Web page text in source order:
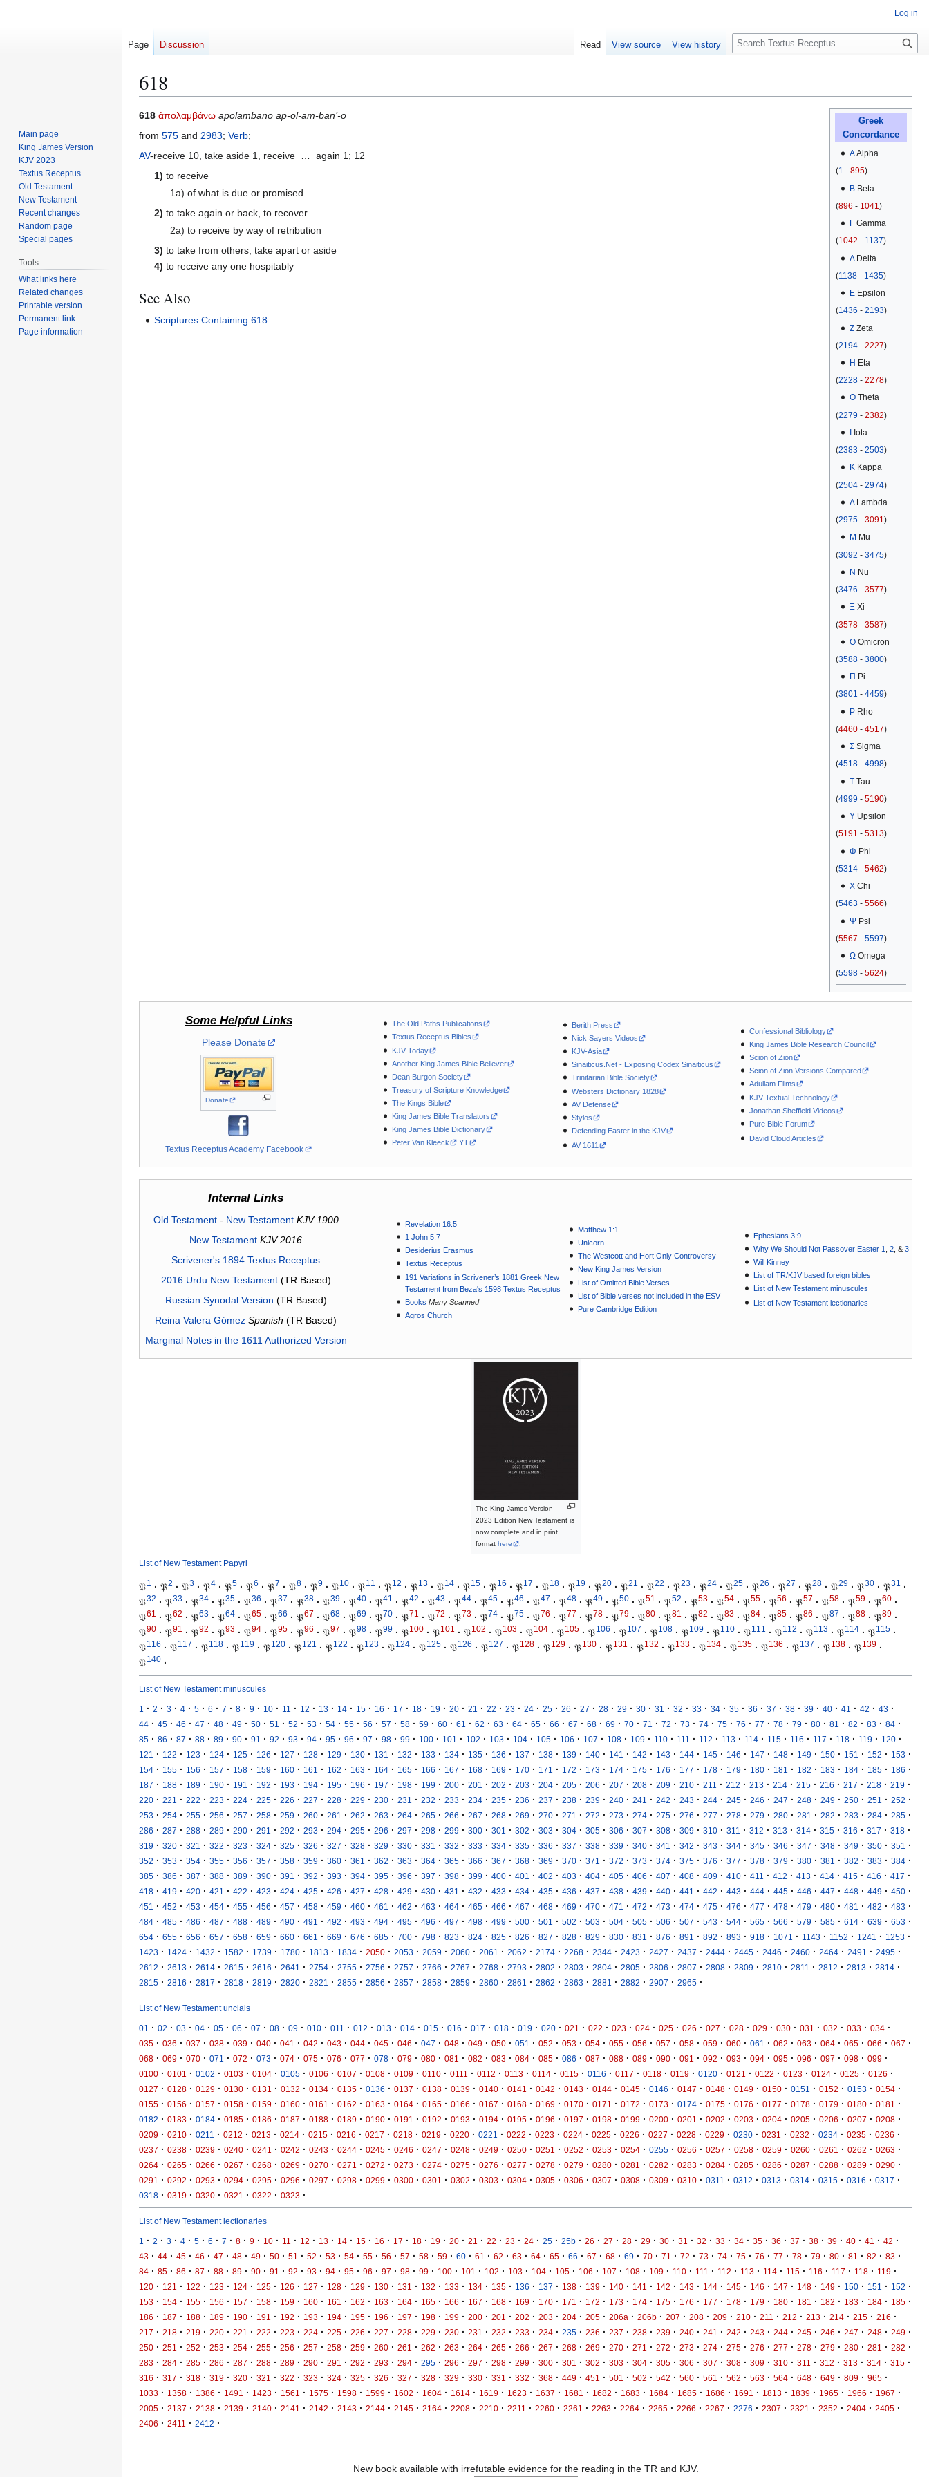
618
Jump
to
Jump
to
Greek
Concordance
ΑAlpha
(1 - 895)
ΒBeta
(896 - 1041)
ΓGamma
(1042 - 1137)
ΔDelta
(1138 - 1435)
ΕEpsilon
(1436 - 2193)
ΖZeta
(2194 - 2227)
Η Eta
(2228 - 2278)
ΘTheta
(2279 - 2382)
Iota
(2383 - 2503)
ΚKappa
(2504 - 2974)
ΛLambda
(2975 - 3091)
Μ Mu
(3092 - 3475)
Ν Nu
(3476 - 3577)
ΞXi
(3578 - 3587)
ΟOmicron
(3588 - 3800)
Π Pi
(3801 - 4459)
ΡRho
(4460 - 4517)
ΣSigma
(4518 - 4998)
ΤTau
(4999 - 5190)
ΥUpsilon
(5191 - 5313)
Φ Phi
(5314 - 5462)
ΧChi
(5463 - 5566)
ΨPsi
(5567 - 5597)
ΩOmega
(5598 - 5624)
618 ἀπολαμβάνω apolambano ap-ol-am-ban’-o
from 575 and 2983; Verb;
AV-receive 10, take aside 1, receive … again 1; 12
1) to receive
1a) of what is due or promised
2) to take again or back, to recover
2a) to receive by way of retribution
3) to take from others, take apart or aside
4) to receive any one hospitably
See Also
Scriptures Containing 618
Some Helpful Links
Please Donate
Donate
Textus Receptus Academy Facebook
The Old Paths Publications
Textus Receptus Bibles
KJV Today
Another King James Bible Believer
Dean Burgon Society
Treasury of Scripture Knowledge
The Kings Bible
King James Bible Translators
King James Bible Dictionary
Peter Van Kleeck
YT
Berith Press
Nick Sayers Videos
KJV-Asia
Sinaiticus.Net - Exposing Codex Sinaiticus
Trinitarian Bible Society
Websters Dictionary 1828
AV Defense
Stylos
Defending Easter in the KJV
AV 1611
Confessional Bibliology
King James Bible Research Council
Scion of Zion
Scion of Zion Versions Compared
Adullam Films
KJV Textual Technology
Jonathan Sheffield Videos
Pure Bible Forum
David Cloud Articles
Internal Links
Old Testament- New Testament KJV 1900
New Testament KJV 2016
Scrivener's 1894 Textus Receptus
2016 Urdu New Testament(TR Based)
Russian Synodal Version (TR Based)
Reina Valera Gómez Spanish (TR Based)
Marginal Notes in the 1611 Authorized Version
Revelation 16:5
1 John 5:7
Desiderius Erasmus
Textus Receptus
191 Variations in Scrivener’s 1881 Greek New
Testament from Beza's 1598 Textus Receptus
Books Many Scanned
Agros Church
Matthew 1:1
Unicorn
The Westcott and Hort Only Controversy
New King James Version
List of Omitted Bible Verses
List of Bible verses not included in the ESV
Pure Cambridge Edition
Ephesians 3:9
Why We Should Not Passover Easter 1
,2 , &3
Will Kinney
List of TR/KJV based foreign bibles
List of New Testament minuscules
List of New Testament lectionaries
The King James Version
2023 Edition New Testament is
now complete and in print
format here .
List of New Testament Papyri
𝔓1 · 𝔓2 · 𝔓3 · 𝔓4 · 𝔓5 · 𝔓6 · 𝔓7 · 𝔓8 · 𝔓9 · 𝔓10 · 𝔓11 · 𝔓12 · 𝔓13 · 𝔓14 · 𝔓15 · 𝔓16 · 𝔓17 · 𝔓18 · 𝔓19 · 𝔓20 · 𝔓21 · 𝔓22 · 𝔓23 · 𝔓24 · 𝔓25 · 𝔓26 · 𝔓27 · 𝔓28 · 𝔓29 · 𝔓30 · 𝔓31
·
𝔓32 · 𝔓33 · 𝔓34 · 𝔓35 · 𝔓36 · 𝔓37 · 𝔓38 · 𝔓39 · 𝔓40 · 𝔓41 · 𝔓42 · 𝔓43 · 𝔓44 · 𝔓45 · 𝔓46 · 𝔓47 · 𝔓48 · 𝔓49 · 𝔓50 · 𝔓51 · 𝔓52 · 𝔓53 · 𝔓54 · 𝔓55 · 𝔓56 · 𝔓57 · 𝔓58 · 𝔓59 · 𝔓60 ·
𝔓61 · 𝔓62 · 𝔓63 · 𝔓64 · 𝔓65 · 𝔓66 · 𝔓67 · 𝔓68 · 𝔓69 · 𝔓70 · 𝔓71 · 𝔓72 · 𝔓73 · 𝔓74 · 𝔓75 · 𝔓76 · 𝔓77 · 𝔓78 · 𝔓79 · 𝔓80 · 𝔓81 · 𝔓82 · 𝔓83 · 𝔓84 · 𝔓85 · 𝔓86 · 𝔓87 · 𝔓88 · 𝔓89 ·
𝔓90 · 𝔓91 · 𝔓92 · 𝔓93 · 𝔓94 · 𝔓95 · 𝔓96 · 𝔓97 · 𝔓98 · 𝔓99 · 𝔓100 · 𝔓101 · 𝔓102 · 𝔓103 · 𝔓104 · 𝔓105 · 𝔓106 · 𝔓107 · 𝔓108 · 𝔓109 · 𝔓110 · 𝔓111 · 𝔓112 · 𝔓113 · 𝔓114 · 𝔓115 ·
𝔓116 · 𝔓117 · 𝔓118 · 𝔓119 · 𝔓120 · 𝔓121 · 𝔓122 · 𝔓123 · 𝔓124 · 𝔓125 · 𝔓126 · 𝔓127 · 𝔓128 · 𝔓129 · 𝔓130 · 𝔓131 · 𝔓132 · 𝔓133 · 𝔓134 · 𝔓135 · 𝔓136 · 𝔓137 · 𝔓138 · 𝔓139 ·
𝔓140 ·
List of New Testament minuscules
1 · 2 · 3 · 4 · 5 · 6 · 7 · 8 · 9 · 10 · 11 · 12 · 13 · 14 · 15 · 16 · 17 · 18 · 19 · 20 · 21 · 22 · 23 · 24 · 25 · 26 · 27 · 28 · 29 · 30 · 31 · 32 · 33 · 34 · 35 · 36 · 37 · 38 · 39 · 40 · 41 · 42 · 43 ·
44 · 45 · 46 · 47 · 48 · 49 · 50 · 51 · 52 · 53 · 54 · 55 · 56 · 57 · 58 · 59 · 60 · 61 · 62 · 63 · 64 · 65 · 66 · 67 · 68 · 69 · 70 · 71 · 72 · 73 · 74 · 75 · 76 · 77 · 78 · 79 · 80 · 81 · 82 · 83 · 84 ·
85 · 86 · 87 · 88 · 89 · 90 · 91 · 92 · 93 · 94 · 95 · 96 · 97 · 98 · 99 · 100 · 101 · 102 · 103 · 104 · 105 · 106 · 107 · 108 · 109 · 110 · 111 · 112 · 113 · 114 · 115 · 116 · 117 · 118 · 119 · 120 ·
121 · 122 · 123 · 124 · 125 · 126 · 127 · 128 · 129 · 130 · 131 · 132 · 133 · 134 · 135 · 136 · 137 · 138 · 139 · 140 · 141 · 142 · 143 · 144 · 145 · 146 · 147 · 148 · 149 · 150 · 151 · 152 · 153 ·
154 · 155 · 156 · 157 · 158 · 159 · 160 · 161 · 162 · 163 · 164 · 165 · 166 · 167 · 168 · 169 · 170 · 171 · 172 · 173 · 174 · 175 · 176 · 177 · 178 · 179 · 180 · 181 · 182 · 183 · 184 · 185 · 186 ·
187 · 188 · 189 · 190 · 191 · 192 · 193 · 194 · 195 · 196 · 197 · 198 · 199 · 200 · 201 · 202 · 203 · 204 · 205 · 206 · 207 · 208 · 209 · 210 · 211 · 212 · 213 · 214 · 215 · 216 · 217 · 218 · 219 ·
220 · 221 · 222 · 223 · 224 · 225 · 226 · 227 · 228 · 229 · 230 · 231 · 232 · 233 · 234 · 235 · 236 · 237 · 238 · 239 · 240 · 241 · 242 · 243 · 244 · 245 · 246 · 247 · 248 · 249 · 250 · 251 · 252 ·
253 · 254 · 255 · 256 · 257 · 258 · 259 · 260 · 261 · 262 · 263 · 264 · 265 · 266 · 267 · 268 · 269 · 270 · 271 · 272 · 273 · 274 · 275 · 276 · 277 · 278 · 279 · 280 · 281 · 282 · 283 · 284 · 285 ·
286 · 287 · 288 · 289 · 290 · 291 · 292 · 293 · 294 · 295 · 296 · 297 · 298 · 299 · 300 · 301 · 302 · 303 · 304 · 305 · 306 · 307 · 308 · 309 · 310 · 311 · 312 · 313 · 314 · 315 · 316 · 317 · 318 ·
319 · 320 · 321 · 322 · 323 · 324 · 325 · 326 · 327 · 328 · 329 · 330 · 331 · 332 · 333 · 334 · 335 · 336 · 337 · 338 · 339 · 340 · 341 · 342 · 343 · 344 · 345 · 346 · 347 · 348 · 349 · 350 · 351 ·
352 · 353 · 354 · 355 · 356 · 357 · 358 · 359 · 360 · 361 · 362 · 363 · 364 · 365 · 366 · 367 · 368 · 369 · 370 · 371 · 372 · 373 · 374 · 375 · 376 · 377 · 378 · 379 · 380 · 381 · 382 · 383 · 384 ·
385 · 386 · 387 · 388 · 389 · 390 · 391 · 392 · 393 · 394 · 395 · 396 · 397 · 398 · 399 · 400 · 401 · 402 · 403 · 404 · 405 · 406 · 407 · 408 · 409 · 410 · 411 · 412 · 413 · 414 · 415 · 416 · 417 ·
418 · 419 · 420 · 421 · 422 · 423 · 424 · 425 · 426 · 427 · 428 · 429 · 430 · 431 · 432 · 433 · 434 · 435 · 436 · 437 · 438 · 439 · 440 · 441 · 442 · 443 · 444 · 445 · 446 · 447 · 448 · 449 · 450 ·
451 · 452 · 453 · 454 · 455 · 456 · 457 · 458 · 459 · 460 · 461 · 462 · 463 · 464 · 465 · 466 · 467 · 468 · 469 · 470 · 471 · 472 · 473 · 474 · 475 · 476 · 477 · 478 · 479 · 480 · 481 · 482 · 483 ·
484 · 485 · 486 · 487 · 488 · 489 · 490 · 491 · 492 · 493 · 494 · 495 · 496 · 497 · 498 · 499 · 500 · 501 · 502 · 503 · 504 · 505 · 506 · 507 · 543 · 544 · 565 · 566 · 579 · 585 · 614 · 639 · 653 ·
654 · 655 · 656 · 657 · 658 · 659 · 660 · 661 · 669 · 676 · 685 · 700 · 798 · 823 · 824 · 825 · 826 · 827 · 828 · 829 · 830 · 831 · 876 · 891 · 892 · 893 · 918 · 1071 · 1143 · 1152 · 1241 · 1253 ·
1423 · 1424 · 1432 · 1582 · 1739 · 1780 · 1813 · 1834 · 2050 · 2053 · 2059 · 2060 · 2061 · 2062 · 2174 · 2268 · 2344 · 2423 · 2427 · 2437 · 2444 · 2445 · 2446 · 2460 · 2464 · 2491 · 2495 ·
2612 · 2613 · 2614 · 2615 · 2616 · 2641 · 2754 · 2755 · 2756 · 2757 · 2766 · 2767 · 2768 · 2793 · 2802 · 2803 · 2804 · 2805 · 2806 · 2807 · 2808 · 2809 · 2810 · 2811 · 2812 · 2813 · 2814 ·
2815 · 2816 · 2817 · 2818 · 2819 · 2820 · 2821 · 2855 · 2856 · 2857 · 2858 · 2859 · 2860 · 2861 · 2862 · 2863 · 2881 · 2882 · 2907 · 2965 ·
List of New Testament uncials
01 · 02 · 03 · 04 · 05 · 06 · 07 · 08 · 09 · 010 · 011 · 012 · 013 · 014 · 015 · 016 · 017 · 018 · 019 · 020 · 021 · 022 · 023 · 024 · 025 · 026 · 027 · 028 · 029 · 030 · 031 · 032 · 033 · 034 ·
035 · 036 · 037 · 038 · 039 · 040 · 041 · 042 · 043 · 044 · 045 · 046 · 047 · 048 · 049 · 050 · 051 · 052 · 053 · 054 · 055 · 056 · 057 · 058 · 059 · 060 · 061 · 062 · 063 · 064 · 065 · 066 · 067 ·
068 · 069 · 070 · 071 · 072 · 073 · 074 · 075 · 076 · 077 · 078 · 079 · 080 · 081 · 082 · 083 · 084 · 085 · 086 · 087 · 088 · 089 · 090 · 091 · 092 · 093 · 094 · 095 · 096 · 097 · 098 · 099 ·
0100 · 0101 · 0102 · 0103 · 0104 · 0105 · 0106 · 0107 · 0108 · 0109 · 0110 · 0111 · 0112 · 0113 · 0114 · 0115 · 0116 · 0117 · 0118 · 0119 · 0120 · 0121 · 0122 · 0123 · 0124 · 0125 · 0126 ·
0127 · 0128 · 0129 · 0130 · 0131 · 0132 · 0134 · 0135 · 0136 · 0137 · 0138 · 0139 · 0140 · 0141 · 0142 · 0143 · 0144 · 0145 · 0146 · 0147 · 0148 · 0149 · 0150 · 0151 · 0152 · 0153 · 0154 ·
0155 · 0156 · 0157 · 0158 · 0159 · 0160 · 0161 · 0162 · 0163 · 0164 · 0165 · 0166 · 0167 · 0168 · 0169 · 0170 · 0171 · 0172 · 0173 · 0174 · 0175 · 0176 · 0177 · 0178 · 0179 · 0180 · 0181 ·
0182 · 0183 · 0184 · 0185 · 0186 · 0187 · 0188 · 0189 · 0190 · 0191 · 0192 · 0193 · 0194 · 0195 · 0196 · 0197 · 0198 · 0199 · 0200 · 0201 · 0202 · 0203 · 0204 · 0205 · 0206 · 0207 · 0208 ·
0209 · 0210 · 0211 · 0212 · 0213 · 0214 · 0215 · 0216 · 0217 · 0218 · 0219 · 0220 · 0221 · 0222 · 0223 · 0224 · 0225 · 0226 · 0227 · 0228 · 0229 · 0230 · 0231 · 0232 · 0234 · 0235 · 0236 ·
0237 · 0238 · 0239 · 0240 · 0241 · 0242 · 0243 · 0244 · 0245 · 0246 · 0247 · 0248 · 0249 · 0250 · 0251 · 0252 · 0253 · 0254 · 0255 · 0256 · 0257 · 0258 · 0259 · 0260 · 0261 · 0262 · 0263 ·
0264 · 0265 · 0266 · 0267 · 0268 · 0269 · 0270 · 0271 · 0272 · 0273 · 0274 · 0275 · 0276 · 0277 · 0278 · 0279 · 0280 · 0281 · 0282 · 0283 · 0284 · 0285 · 0286 · 0287 · 0288 · 0289 · 0290 ·
0291 · 0292 · 0293 · 0294 · 0295 · 0296 · 0297 · 0298 · 0299 · 0300 · 0301 · 0302 · 0303 · 0304 · 0305 · 0306 · 0307 · 0308 · 0309 · 0310 · 0311 · 0312 · 0313 · 0314 · 0315 · 0316 · 0317 ·
0318 · 0319 · 0320 · 0321 · 0322 · 0323 ·
List of New Testament lectionaries
1 · 2 · 3 · 4 · 5 · 6 · 7 · 8 · 9 · 10 · 11 · 12 · 13 · 14 · 15 · 16 · 17 · 18 · 19 · 20 · 21 · 22 · 23 · 24 · 25 · 25b · 26 · 27 · 28 · 29 · 30 · 31 · 32 · 33 · 34 · 35 · 36 · 37 · 38 · 39 · 40 · 41 · 42 ·
43 · 44 · 45 · 46 · 47 · 48 · 49 · 50 · 51 · 52 · 53 · 54 · 55 · 56 · 57 · 58 · 59 · 60 · 61 · 62 · 63 · 64 · 65 · 66 · 67 · 68 · 69 · 70 · 71 · 72 · 73 · 74 · 75 · 76 · 77 · 78 · 79 · 80 · 81 · 82 · 83 ·
84 · 85 · 86 · 87 · 88 · 89 · 90 · 91 · 92 · 93 · 94 · 95 · 96 · 97 · 98 · 99 · 100 · 101 · 102 · 103 · 104 · 105 · 106 · 107 · 108 · 109 · 110 · 111 · 112 · 113 · 114 · 115 · 116 · 117 · 118 · 119 ·
120 · 121 · 122 · 123 · 124 · 125 · 126 · 127 · 128 · 129 · 130 · 131 · 132 · 133 · 134 · 135 · 136 · 137 · 138 · 139 · 140 · 141 · 142 · 143 · 144 · 145 · 146 · 147 · 148 · 149 · 150 · 151 · 152 ·
153 · 154 · 155 · 156 · 157 · 158 · 159 · 160 · 161 · 162 · 163 · 164 · 165 · 166 · 167 · 168 · 169 · 170 · 171 · 172 · 173 · 174 · 175 · 176 · 177 · 178 · 179 · 180 · 181 · 182 · 183 · 184 · 185 ·
186 · 187 · 188 · 189 · 190 · 191 · 192 · 193 · 194 · 195 · 196 · 197 · 198 · 199 · 200 · 201 · 202 · 203 · 204 · 205 · 206a · 206b · 207 · 208 · 209 · 210 · 211 · 212 · 213 · 214 · 215 · 216 ·
217 · 218 · 219 · 220 · 221 · 222 · 223 · 224 · 225 · 226 · 227 · 228 · 229 · 230 · 231 · 232 · 233 · 234 · 235 · 236 · 237 · 238 · 239 · 240 · 241 · 242 · 243 · 244 · 245 · 246 · 247 · 248 · 249 ·
250 · 251 · 252 · 253 · 254 · 255 · 256 · 257 · 258 · 259 · 260 · 261 · 262 · 263 · 264 · 265 · 266 · 267 · 268 · 269 · 270 · 271 · 272 · 273 · 274 · 275 · 276 · 277 · 278 · 279 · 280 · 281 · 282 ·
283 · 284 · 285 · 286 · 287 · 288 · 289 · 290 · 291 · 292 · 293 · 294 · 295 · 296 · 297 · 298 · 299 · 300 · 301 · 302 · 303 · 304 · 305 · 306 · 307 · 308 · 309 · 310 · 311 · 312 · 313 · 314 · 315 ·
316 · 317 · 318 · 319 · 320 · 321 · 322 · 323 · 324 · 325 · 326 · 327 · 328 · 329 · 330 · 331 · 332 · 368 · 449 · 451 · 501 · 502 · 542 · 560 · 561 · 562 · 563 · 564 · 648 · 649 · 809 · 965 ·
1033 · 1358 · 1386 · 1491 · 1423 · 1561 · 1575 · 1598 · 1599 · 1602 · 1604 · 1614 · 1619 · 1623 · 1637 · 1681 · 1682 · 1683 · 1684 · 1685 · 1686 · 1691 · 1813 · 1839 · 1965 · 1966 · 1967 ·
2005 · 2137 · 2138 · 2139 · 2140 · 2141 · 2142 · 2143 · 2144 · 2145 · 2164 · 2208 · 2210 · 2211 · 2260 · 2261 · 2263 · 2264 · 2265 · 2266 · 2267 · 2276 · 2307 · 2321 · 2352 · 2404 · 2405 ·
2406 · 2411 · 2412 ·
New book available with irrefutable evidence for the reading in the TR and KJV.
Log in
Page Discussion Read View source View history
S
e
c
Main page
King James Version
KJV 2023
Textus Receptus
Old Testament
New Testament
Recent changes
Random page
Special pages
Tools
What links here
Related changes
Printable version
Permanent link
Page information